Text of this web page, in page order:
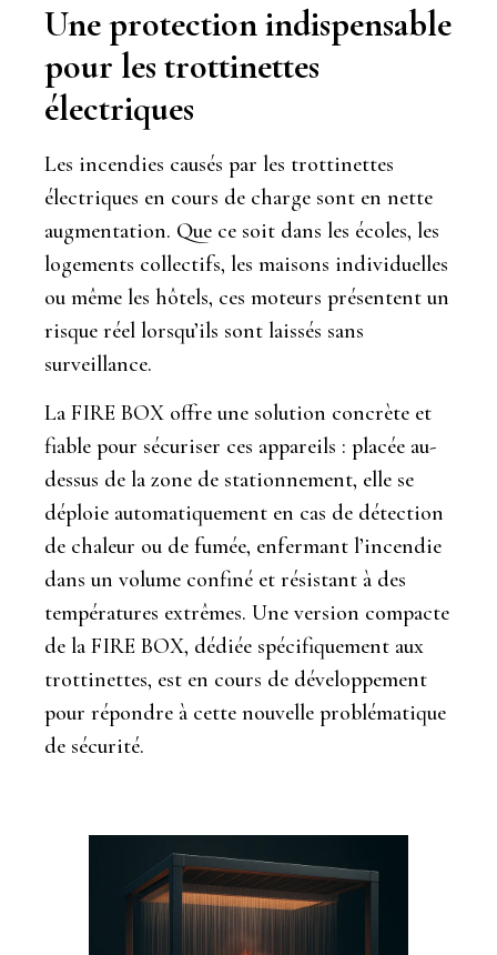
Une protection indispensable
pour les trottinettes
électriques
Les incendies causés par les trottinettes
électriques en cours de charge sont en nette
augmentation. Que ce soit dans les écoles, les
logements collectifs, les maisons individuelles
ou même les hôtels, ces moteurs présentent un
risque réel lorsqu’ils sont laissés sans
surveillance.
La FIRE BOX offre une solution concrète et
fiable pour sécuriser ces appareils : placée au-
dessus de la zone de stationnement, elle se
déploie automatiquement en cas de détection
de chaleur ou de fumée, enfermant l’incendie
dans un volume confiné et résistant à des
températures extrêmes. Une version compacte
de la FIRE BOX, dédiée spécifiquement aux
trottinettes, est en cours de développement
pour répondre à cette nouvelle problématique
de sécurité.